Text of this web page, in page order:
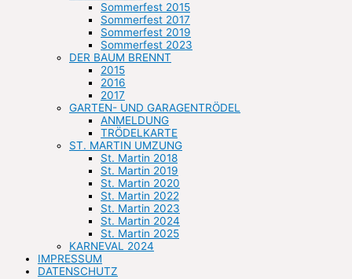
Sommerfest 2015
Sommerfest 2017
Sommerfest 2019
Sommerfest 2023
DER BAUM BRENNT
2015
2016
2017
GARTEN- UND GARAGENTRÖDEL
ANMELDUNG
TRÖDELKARTE
ST. MARTIN UMZUNG
St. Martin 2018
St. Martin 2019
St. Martin 2020
St. Martin 2022
St. Martin 2023
St. Martin 2024
St. Martin 2025
KARNEVAL 2024
IMPRESSUM
DATENSCHUTZ